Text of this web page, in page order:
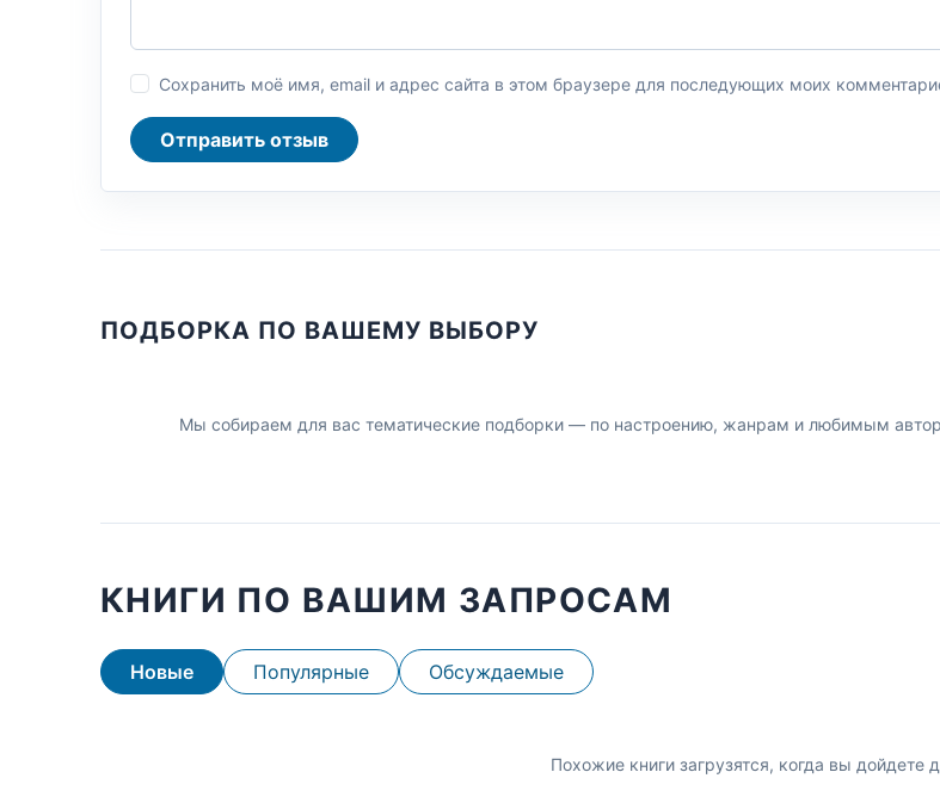
Сохранить моё имя, email и адрес сайта в этом браузере для последующих моих
Отправить отзыв
ПОДБОРКА ПО ВАШЕМУ ВЫБОРУ
Мы собираем для вас тематические подборки — по настроению, жанрам и любимым
КНИГИ ПО ВАШИМ ЗАПРОСАМ
Новые Популярные Обсуждаемые
Похожие книги загрузятся, когда вы дойдете